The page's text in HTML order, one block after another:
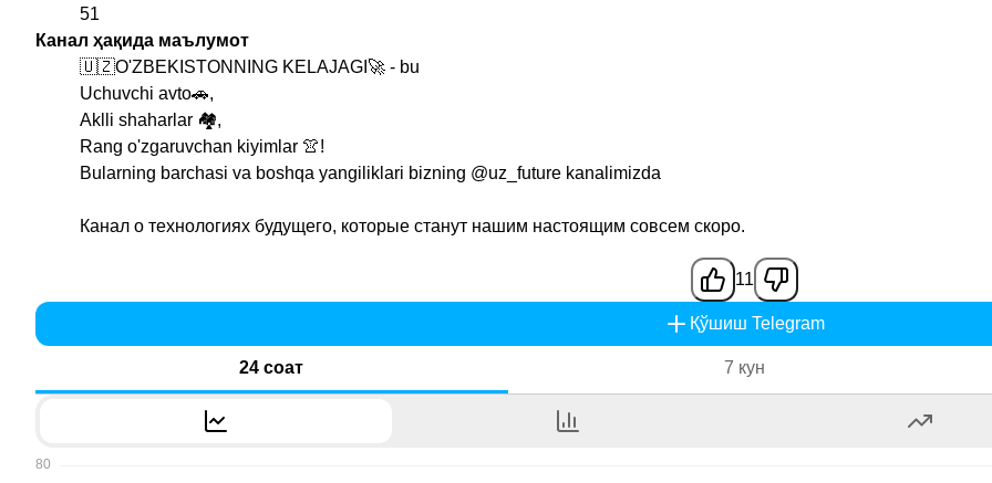
51
Канал ҳақида маълумот
🇺🇿O'ZBEKISTONNING KELAJAGI🚀 - bu
Uchuvchi avto🚗,
Aklli shaharlar 🏘,
Rang o'zgaruvchan kiyimlar 👚!
Bularning barchasi va boshqa yangiliklari bizning @uz_future kanalimizda
Канал о технологиях будущего, которые станут нашим настоящим совсем скоро.
11
Қўшиш Telegram
24 соат 7 кун